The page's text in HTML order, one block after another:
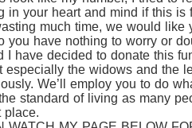
in your heart and mind if this is
much time, we would
you have nothing to worry or
I have decided to donate this
especially the widows and the
We’ll employ you to do
standard of living as many
place.